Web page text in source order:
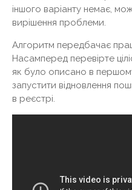
іншого варіанту немає,
вирішення проблеми.
Алгоритм передбачає
Насамперед перевірте
як було описано в
запустити відновлення
в реєстрі.